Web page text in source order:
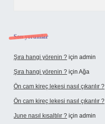
Son yorumlar
Şıra hangi yörenin ? için admin
Şıra hangi yörenin ? için Ağa
Ön cam kireç lekesi nasıl çıkarılır ?
Ön cam kireç lekesi nasıl çıkarılır ?
June nasıl kısaltılır ? için admin